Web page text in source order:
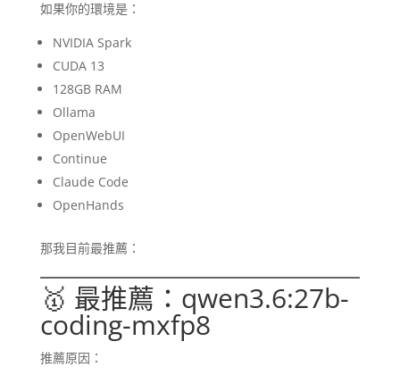
如果你的環境是：
NVIDIA Spark
CUDA 13
128GB RAM
Ollama
OpenWebUI
Continue
Claude Code
OpenHands
那我目前最推薦：
🥇 最推薦：qwen3.6:27b-
coding-mxfp8
推薦原因：